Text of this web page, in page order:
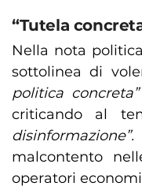
“Tutela
Nella nota
sottolinea di
politica concreta”
criticando al
disinformazione”.
malcontento
operatori